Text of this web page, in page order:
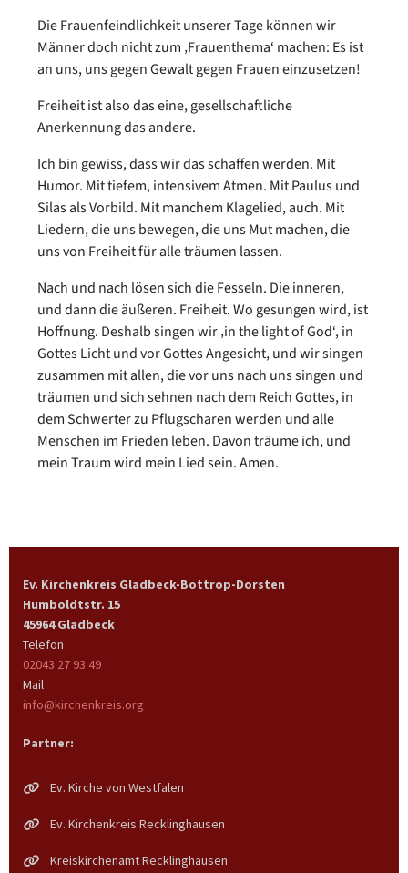
Die Frauenfeindlichkeit unserer Tage können wir
Männer doch nicht zum ‚Frauenthema‘ machen: Es ist
an uns, uns gegen Gewalt gegen Frauen einzusetzen!
Freiheit ist also das eine, gesellschaftliche
Anerkennung das andere.
Ich bin gewiss, dass wir das schaffen werden. Mit
Humor. Mit tiefem, intensivem Atmen. Mit Paulus und
Silas als Vorbild. Mit manchem Klagelied, auch. Mit
Liedern, die uns bewegen, die uns Mut machen, die
uns von Freiheit für alle träumen lassen.
Nach und nach lösen sich die Fesseln. Die inneren,
und dann die äußeren. Freiheit. Wo gesungen wird, ist
Hoffnung. Deshalb singen wir ‚in the light of God‘, in
Gottes Licht und vor Gottes Angesicht, und wir singen
zusammen mit allen, die vor uns nach uns singen und
träumen und sich sehnen nach dem Reich Gottes, in
dem Schwerter zu Pflugscharen werden und alle
Menschen im Frieden leben. Davon träume ich, und
mein Traum wird mein Lied sein. Amen.
Ev. Kirchenkreis Gladbeck-Bottrop-Dorsten
Humboldtstr. 15
45964 Gladbeck
Telefon
02043 27 93 49
Mail
info@kirchenkreis.org
Partner:
Ev. Kirche von Westfalen
Ev. Kirchenkreis Recklinghausen
Kreiskirchenamt Recklinghausen